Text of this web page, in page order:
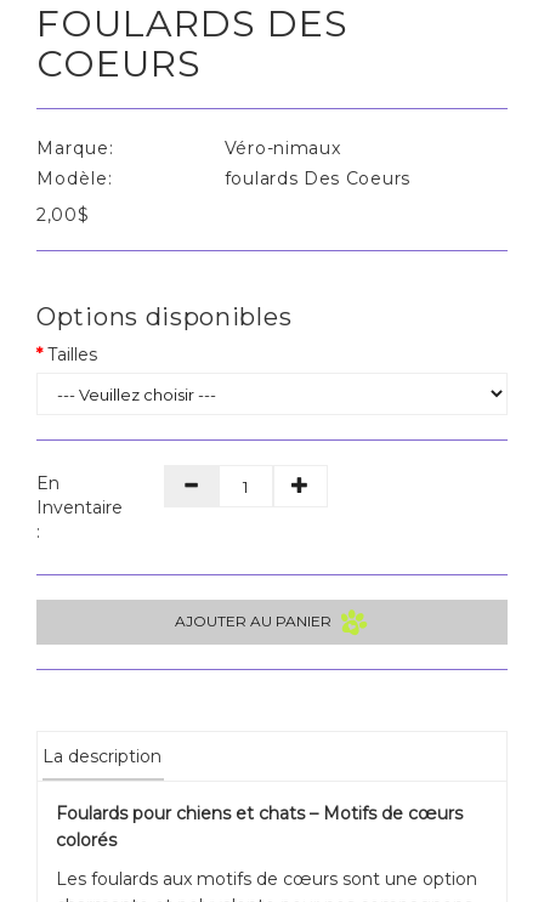
FOULARDS DES
COEURS
Marque:
Véro-nimaux
Modèle:
foulards Des Coeurs
2,00$
Options disponibles
Tailles
En
Inventaire
:
AJOUTER AU PANIER
La description
Foulards pour chiens et chats – Motifs de cœurs
colorés
Les foulards aux motifs de cœurs sont une option